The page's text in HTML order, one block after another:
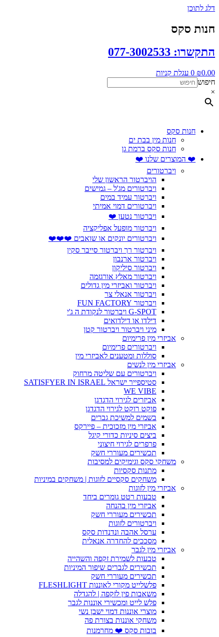
דלג לתוכן
חנות סקס
התקשרו: 077-3002533
₪0.00
0 עגלת קניות
חיפוש
×
חנות סקס
חנות מין בבת ים
חנות סקס ברמת גן
❤️ המוצרים שלנו ❤️
ויברטורים
הויברטור הראשון שלי
ויברטורים מג'ל – גמישים
ויברטור עמיד במים
ויברטורים דמוי אמיתי
ויברטור נטען ❤️
ויברטור מופעל אפליקציה
ויברטורים יונקים או שואבים ❤️❤️❤️
ויברטור רך ויברטור סייבר סקין
ויברטור ארנבון
ויברטור סיליקון
ויברטור מאלץ אורגזמה
ויברטור ואביזרי מין גדולים
ויברטור אנאלי צר
ויברטור FUN FACTORY
G-SPOT ויברטור לנקודת ה ג'י
דילדו או דילדואים
מיני ויברטור ויברטור קטן
אביזרי מין פרימיום
ויברטורים פרימיום
סוללות ומטענים לאביזרי מין
אביזרי מין לנשים
ויברטורים עם שליטה מרחוק
סטיספייר ישראל SATISFYER IN ISRAEL
WE VIBE
אביזרים לגירוי הדגדגן
פוקט רוקט לגירוי הדגדגן
בשמים למשיכת גברים
אביזרי מין מזכוכית – פיירקס
ביצים סיניות כדורי קיגל
פרפרים לגירוי חיצוני
תכשירים מעוררי חשק
משחקי סקס וגימיקים למסיבות
מתנות סקסיות
משחקים סקסיים לזוגות | משחקים במיניות
אביזרי מין לזוגות
טבעות רטט גומרים ביחד
אביזרי מין בהנחה
תכשירים מעוררי חשק
ויברטורים לזוגות
ערסל אהבה ונדנדות סקס
מסככים להחדרה אנאלית
אביזרי מין לגבר
טבעות לשמירת זקפה והשהייה
תכשירים לגברים שיפור המיניות
תכשירים מעוררי חשק
פלשלייט מקורי לאוננות FLESHLIGHT
משאבות פין לזקפה | להגדלה
פלש לייט ומכשירי אוננות לגבר
מוצרי אוננות דמוי ישבן נשי
משחקי אוננות בצורת פה
בובות סקס ❤️ מחרמנות